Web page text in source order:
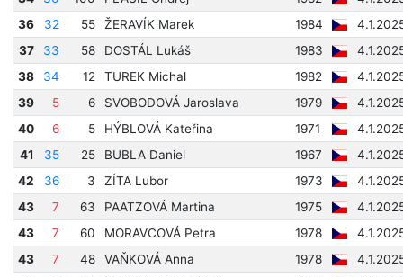
36
32 55 ŽERAVÍK Marek 1984
37
33 58 DOSTÁL Lukáš 1983
38
34 12 TUREK Michal 1982
39
5 6 SVOBODOVÁ Jaroslava 1979
40
6 5 HÝBLOVÁ Kateřina 1971
41
35 25 BUBLA Daniel 1967
42
36 3 ZÍTA Lubor 1973
43
7 63 PAATZOVÁ Martina 1975
43
7 60 MORAVCOVÁ Petra 1978
43
7 48 VAŇKOVÁ Anna 1978